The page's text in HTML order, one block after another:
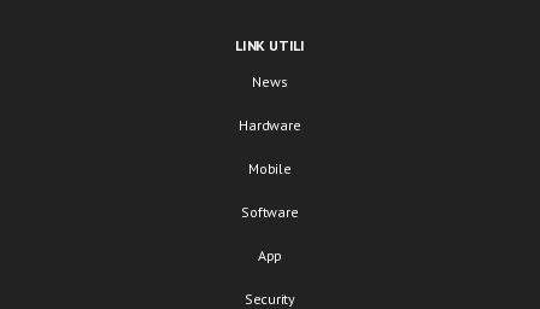
LINK UTILI
News
Hardware
Mobile
Software
App
Security